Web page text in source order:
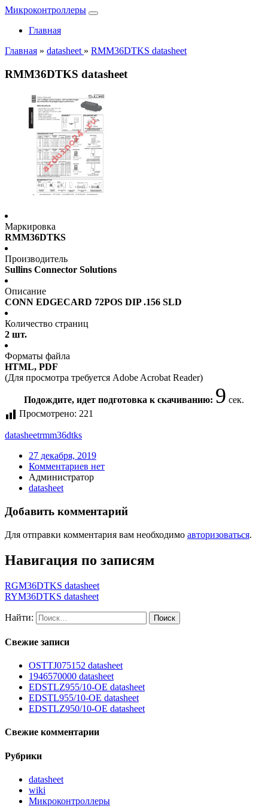
Микроконтроллеры
Главная
Главная » datasheet » RMM36DTKS datasheet
RMM36DTKS datasheet
Маркировка
RMM36DTKS
Производитель
Sullins Connector Solutions
Описание
CONN EDGECARD 72POS DIP .156 SLD
Количество страниц
2 шт.
Форматы файла
HTML, PDF
(Для просмотра требуется Adobe Acrobat Reader)
Подождите, идет подготовка к скачиванию: 9 сек.
Просмотрено: 221
datasheetrmm36dtks
27 декабря, 2019
Комментариев нет
Администратор
datasheet
Добавить комментарий
Для отправки комментария вам необходимо авторизоваться.
Навигация по записям
RGM36DTKS datasheet
RYM36DTKS datasheet
Найти:
Свежие записи
OSTTJ075152 datasheet
1946570000 datasheet
EDSTLZ955/10-OE datasheet
EDSTL955/10-OE datasheet
EDSTLZ950/10-OE datasheet
Свежие комментарии
Рубрики
datasheet
wiki
Микроконтроллеры